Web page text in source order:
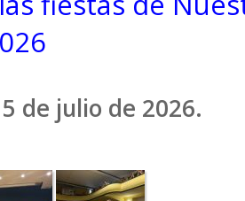
de julio de 2026.